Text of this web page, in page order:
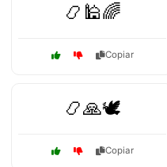
📿🕌🌈
Copiar
📿🙏🕊️
Copiar